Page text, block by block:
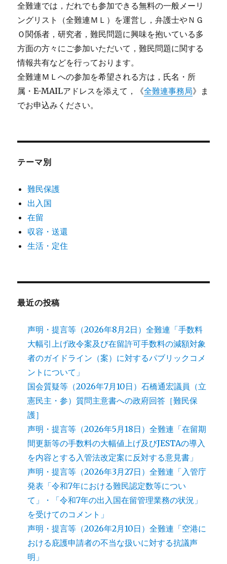
全難連では，だれでも参加できる無料の一般メーリ
ングリスト（全難連ＭＬ）を運営し，弁護士やＮＧ
Ｏ関係者，研究者，難民問題に興味を抱いている多
方面の方々にご参加いただいて，難民問題に関する
情報共有などを行っております。
全難連ＭＬへの参加を希望される方は，氏名・所
属・E-MAILアドレスを添えて，《全難連事務局》ま
でお申込みください。
テーマ別
難民保護
出入国
在留
収容・送還
生活・定住
最近の投稿
声明・提言等（2026年8月2日）全難連「手数料
大幅引上げ政令案及び在留許可手数料の減額対象
者のガイドライン（案）に対するパブリックコメ
ントについて」
国会質疑等（2026年7月10日）石橋通宏議員（立
憲民主・参）質問主意書への政府回答［難民保
護］
声明・提言等（2026年5月18日）全難連「在留期
間更新等の手数料の大幅値上げ及びJESTAの導入
を内容とする入管法改定案に反対する意見書」
声明・提言等（2026年3月27日）全難連「入管庁
発表「令和7年における難民認定数等につい
て」・「令和7年の出入国在留管理業務の状況」
を受けてのコメント」
声明・提言等（2026年2月10日）全難連「空港に
おける庇護申請者の不当な扱いに対する抗議声
明」